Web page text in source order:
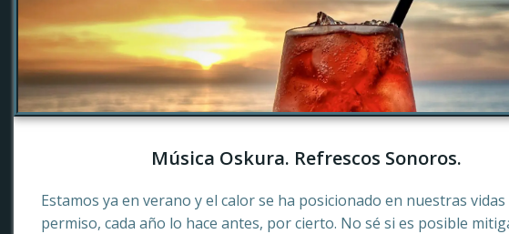
Música Oskura. Refrescos Sonoros.
Estamos ya en verano y el calor se ha posicionado en nuestras
permiso, cada año lo hace antes, por cierto. No sé si es posible